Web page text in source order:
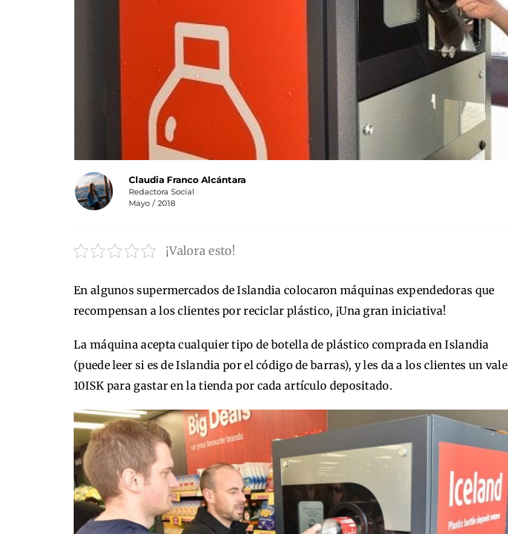
Claudia Franco Alcántara
Redactora Social
Mayo / 2018
¡Valora esto!
En algunos supermercados de Islandia colocaron máquinas expendedoras que
recompensan a los clientes por reciclar plástico, ¡Una gran iniciativa!
La máquina acepta cualquier tipo de botella de plástico comprada en Islandia
(puede leer si es de Islandia por el código de barras), y les da a los clientes un vale
10ISK para gastar en la tienda por cada artículo depositado.